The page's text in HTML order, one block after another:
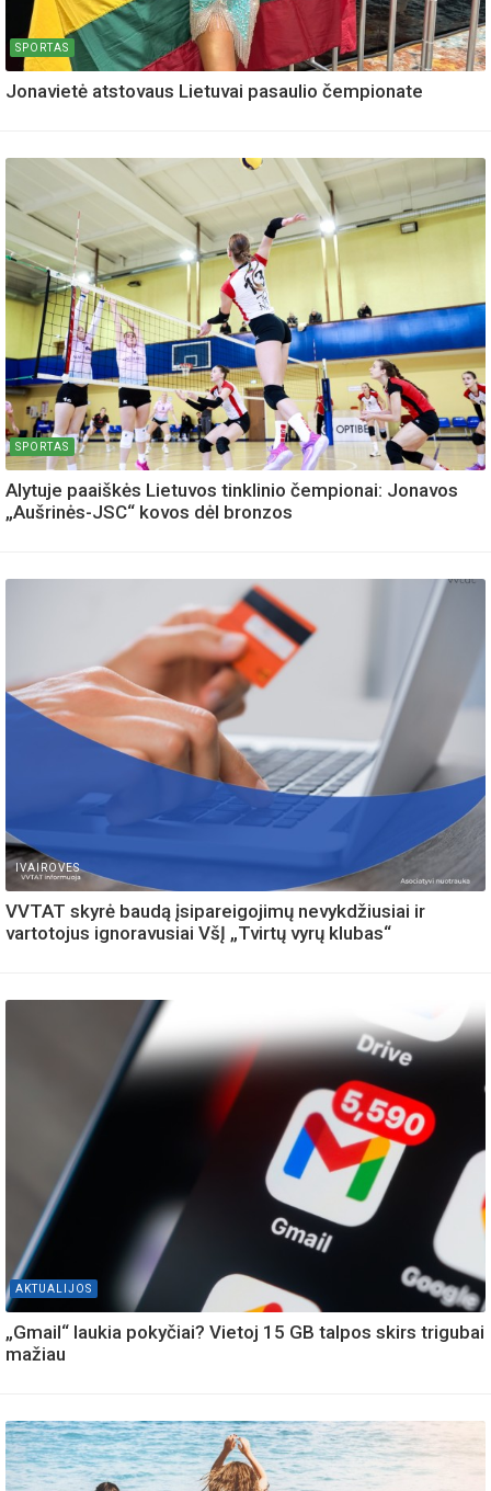
SPORTAS
Jonavietė atstovaus Lietuvai pasaulio čempionate
SPORTAS
Alytuje paaiškės Lietuvos tinklinio čempionai: Jonavos
„Aušrinės-JSC“ kovos dėl bronzos
IVAIROVES
VVTAT skyrė baudą įsipareigojimų nevykdžiusiai ir
vartotojus ignoravusiai VšĮ „Tvirtų vyrų klubas“
AKTUALIJOS
„Gmail“ laukia pokyčiai? Vietoj 15 GB talpos skirs trigubai
mažiau